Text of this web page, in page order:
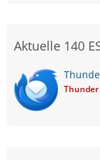
Aktuelle 140
Thunder